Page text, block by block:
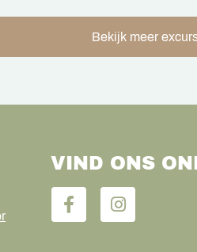
Bekijk meer
VIND ONS